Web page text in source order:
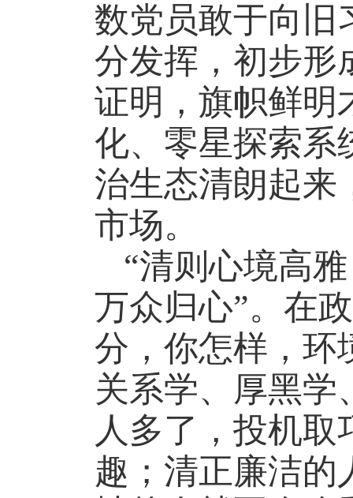
数党员敢于向旧
分发挥，初步形
证明，旗帜鲜明
化、零星探索系
治生态清朗起来
市场。
“清则心境高
万众归心”。在
分，你怎样，环
关系学、厚黑学
人多了，投机
趣；清正廉洁的